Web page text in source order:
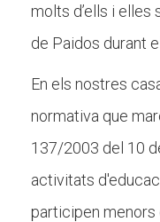
molts d’ells i
de Paidos durant
En els nostres
normativa que
137/2003 del 10
activitats
participen menors